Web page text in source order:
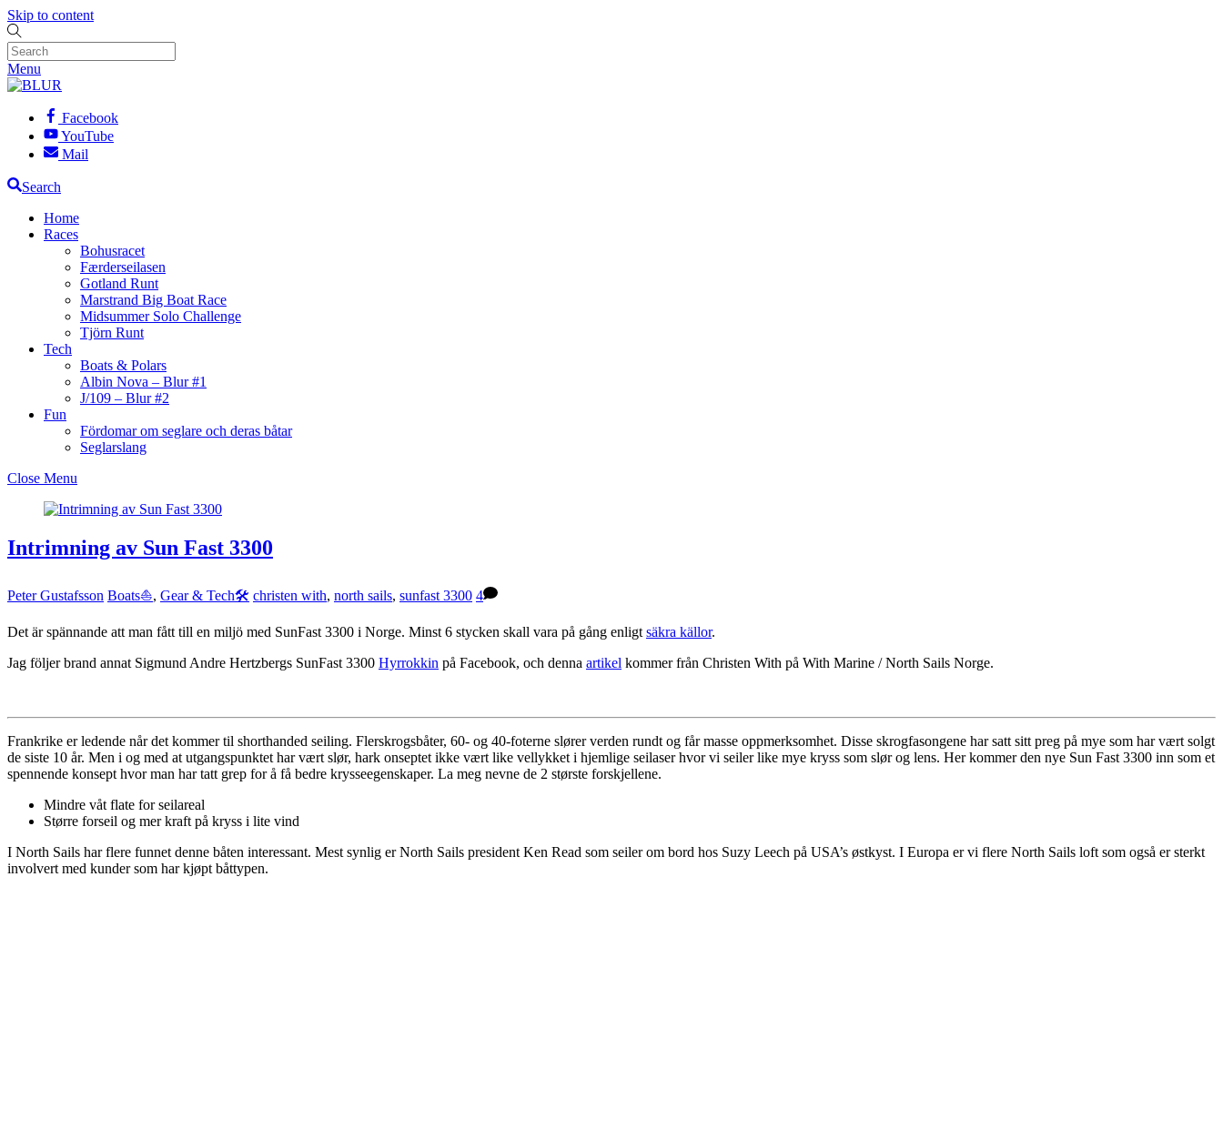
Skip to content
Menu
Facebook
YouTube
Mail
Search
Home
Races
Bohusracet
Færderseilasen
Gotland Runt
Marstrand Big Boat Race
Midsummer Solo Challenge
Tjörn Runt
Tech
Boats & Polars
Albin Nova – Blur #1
J/109 – Blur #2
Fun
Fördomar om seglare och deras båtar
Seglarslang
Close Menu
Intrimning av Sun Fast 3300
Peter Gustafsson Boats⛵️, Gear & Tech🛠 christen with, north sails, sunfast 3300 4
Det är spännande att man fått till en miljö med SunFast 3300 i Norge. Minst 6 stycken skall vara på gång enligt säkra källor.
Jag följer brand annat Sigmund Andre Hertzbergs SunFast 3300 Hyrrokkin på Facebook, och denna artikel kommer från Christen With på With Marine / North Sails Norge.
Frankrike er ledende når det kommer til shorthanded seiling. Flerskrogsbåter, 60- og 40-foterne slører verden rundt og får masse oppmerksomhet. Disse skrogfasongene har satt sitt preg på mye som har vært solgt
de siste 10 år. Men i og med at utgangspunktet har vært slør, hark onseptet ikke vært like vellykket i hjemlige seilaser hvor vi seiler like mye kryss som slør og lens. Her kommer den nye Sun Fast 3300 inn som et
spennende konsept hvor man har tatt grep for å få bedre krysseegenskaper. La meg nevne de 2 største forskjellene.
Mindre våt flate for seilareal
Større forseil og mer kraft på kryss i lite vind
I North Sails har flere funnet denne båten interessant. Mest synlig er North Sails president Ken Read som seiler om bord hos Suzy Leech på USA’s østkyst. I Europa er vi flere North Sails loft som også er sterkt
involvert med kunder som har kjøpt båttypen.